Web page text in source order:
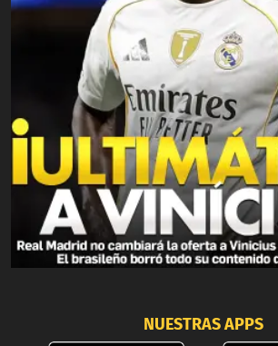
NUESTRAS APPS